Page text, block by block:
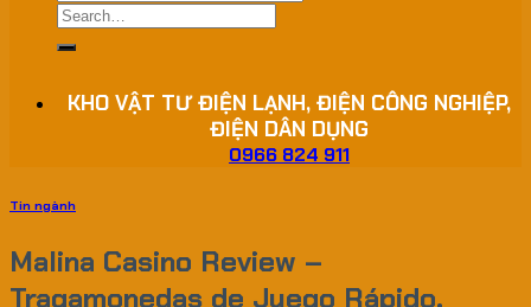
Search
for:
KHO VẬT TƯ ĐIỆN LẠNH, ĐIỆN CÔNG NGHIỆP,
ĐIỆN DÂN DỤNG
0966 824 911
Tin ngành
Malina Casino Review –
Tragamonedas de Juego Rápido,